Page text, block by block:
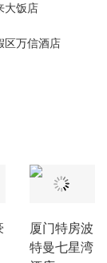
大饭店
区万信酒店
厦门特房波
特曼七星湾